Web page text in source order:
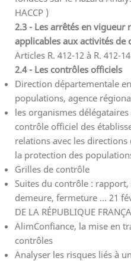
HACCP )
2.3 - Les arrêtés en vigueur
applicables aux activités de
Articles R. 412-12 à R. 412-
2.4 - Les contrôles officiels
Direction départementale
populations, agence
les organismes
contrôle officiel des
relations avec les
la protection des
Grilles de contrôle
Suites du contrôle :
demeure, fermeture ... 21
DE LA RÉPUBLIQUE
AlimConfiance, la mise en
contrôles
Analyser les risques liés à